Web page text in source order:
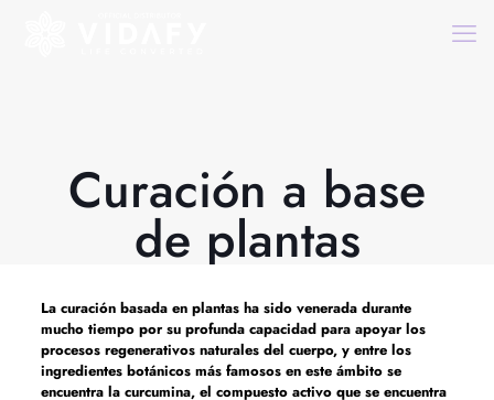
Curación a base
de plantas
La curación basada en plantas ha sido venerada durante
mucho tiempo por su profunda capacidad para apoyar los
procesos regenerativos naturales del cuerpo, y entre los
ingredientes botánicos más famosos en este ámbito se
encuentra la curcumina, el compuesto activo que se encuentra